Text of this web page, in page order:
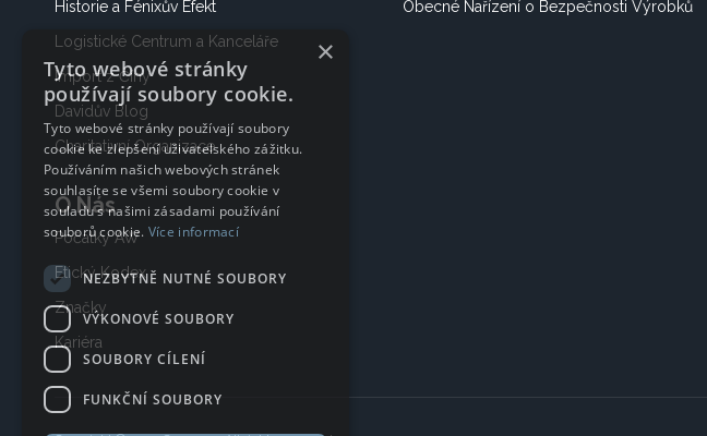
Historie a Fénixův Efekt
Logistické Centrum a Kanceláře
Import z Číny
Davidův Blog
Charitativní Organizace
O Nás
Počátky AW
Etický Kodex
Značky
Kariéra
Obecné Nařízení o Bezpečnosti Výrobků
×
Tyto webové stránky
používají soubory cookie.
Tyto webové stránky používají soubory
cookie ke zlepšení uživatelského zážitku.
Používáním našich webových stránek
souhlasíte se všemi soubory cookie v
souladu s našimi zásadami používání
souborů cookie. Více informací
NEZBYTNĚ NUTNÉ SOUBORY
VÝKONOVÉ SOUBORY
SOUBORY CÍLENÍ
FUNKČNÍ SOUBORY